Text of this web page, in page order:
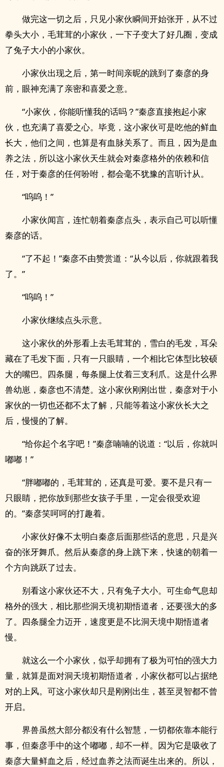
做完这一切之后，只见小家伙瞬间开始张开，从不过
拳头大小，毛茸茸的小家伙，一下子变大了好几圈，变成
了兔子大小的小家伙。
小家伙出现之后，第一时间亲昵的跳到了秦彦的身
前，眼神充满了亲密和喜爱之意。
“小家伙，你能听懂我的话吗？”秦彦直接抱起小家
伙，也充满了喜爱之心。毕竟，这小家伙可是吃他的鲜血
长大，他们之间，也算是有血脉关系了。而且，因为是血
养之法，所以这小家伙天生就会对秦彦格外的依赖和信
任，对于秦彦的任何吩咐，都会毫不犹豫的言听计从。
“呜呜！”
小家伙闻言，连忙朝着秦彦点头，表示自己可以听懂
秦彦的话。
“了不起！”秦彦不由赞赏道：“从今以后，你就跟着我
了。”
“呜呜！”
小家伙继续点头示意。
这小家伙的外形看上去毛茸茸的，雪白的毛发，耳朵
藏在了毛发下面，只有一只眼睛，一个相比它体型比较硕
大的嘴巴。四条腿，每条腿上仗着三支利爪。这是什么界
兽幼崽，秦彦也不清楚。这小家伙刚刚出世，秦彦对于小
家伙的一切也还都不太了解，只能等着这小家伙长大之
后，慢慢的了解。
“给你起个名字吧！”秦彦喃喃的说道：“以后，你就叫
嘟嘟！”
“胖嘟嘟的，毛茸茸的，还真是可爱。要不是只有一
只眼睛，把你放到那些女孩子手里，一定会很受欢迎
的。”秦彦笑呵呵的打趣着。
小家伙好像不太明白秦彦后面那些话的意思，只是兴
奋的张牙舞爪。然后从秦彦的身上跳下来，快速的朝着一
个方向跳跃了过去。
别看这小家伙还不大，只有兔子大小。可生命气息却
格外的强大，相比那些洞天境初期悟道者，还要强大的多
了。四条腿全力迈开，速度更是不比洞天境中期悟道者
慢。
就这么一个小家伙，似乎却拥有了极为可怕的强大力
量，就算是面对洞天境初期悟道者，小家伙都可以占据绝
对的上风。可这小家伙却只是刚刚出生，甚至灵智都不曾
开启。
界兽虽然大部分都没有什么智慧，一切都依靠本能行
事，但秦彦手中的这个嘟嘟，却不一样。因为它是吸收了
秦彦大量鲜血之后，经过血养之法而诞生出来的。所以，